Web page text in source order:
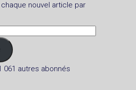
nouvel article par
061 autres abonnés